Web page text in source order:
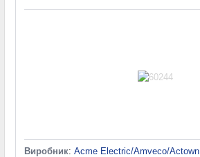
Виробник: Acme Electric/Amveco/Actown